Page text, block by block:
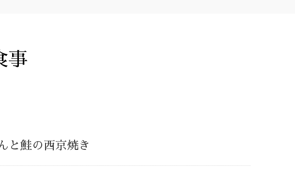
事
と鮭の西京焼き